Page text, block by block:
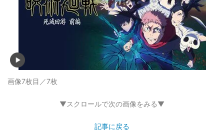
画像7枚目／7枚
▼スクロールで次の画像をみる▼
記事に戻る